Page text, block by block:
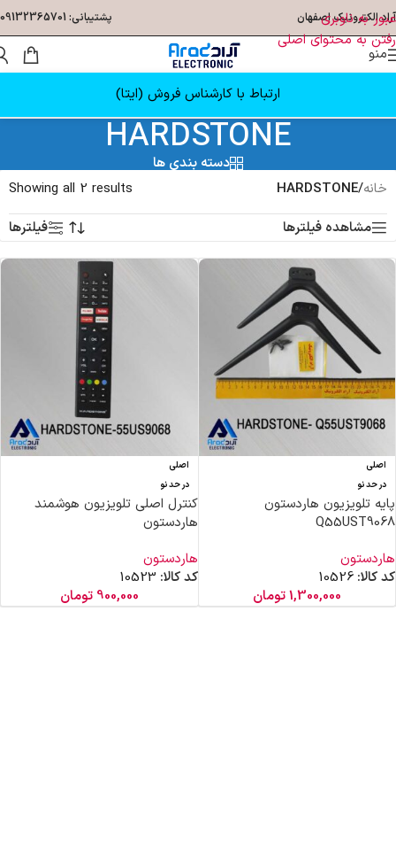
عبور به ناوبری
رفتن به محتوای اصلی
آراد الکترونیک اصفهان پشتیبانی: 09132365701
منو
ارتباط با کارشناس فروش (ایتا)
HARDSTONE
دسته بندی ها
خانه/
HARDSTONE
Showing all 2 results
مشاهده فیلترها
فیلترها
اصلی
در حد نو
پایه تلویزیون هاردستون
Q55UST9068
هاردستون
کد کالا: 10526
1,300,000تومان
اصلی
در حد نو
کنترل اصلی تلویزیون هوشمند
هاردستون
هاردستون
کد کالا: 10523
900,000 تومان